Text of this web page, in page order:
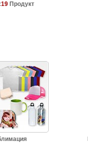
19Продукт